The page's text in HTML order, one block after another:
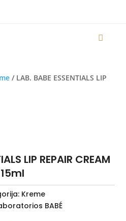
/ LAB. BABE ESSENTIALS LIP
LIP REPAIR CREAM
15ml
Kreme
BABÉ